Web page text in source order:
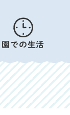
園での生活